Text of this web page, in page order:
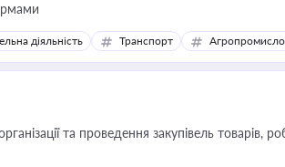
діяльність Транспорт
та проведення закупівель товарів,